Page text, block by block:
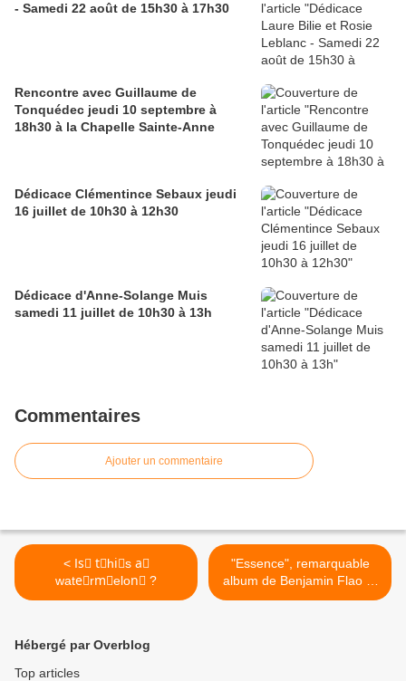
- Samedi 22 août de 15h30 à 17h30
Rencontre avec Guillaume de
Tonquédec jeudi 10 septembre à
18h30 à la Chapelle Sainte-Anne
Dédicace Clémentince Sebaux jeudi
16 juillet de 10h30 à 12h30
Dédicace d'Anne-Solange Muis
samedi 11 juillet de 10h30 à 13h
Commentaires
Ajouter un commentaire
< Isّ tّhiّs aّ
wateّrmِelonُ ?
"Essence", remarquable
album de Benjamin Flao et
Fred Bernard chez
Hébergé par Overblog
Top articles